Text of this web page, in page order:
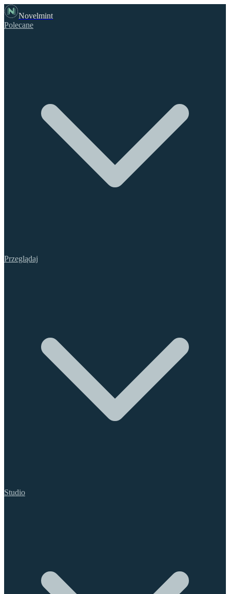
Novelmint
Polecane
Przeglądaj
Studio